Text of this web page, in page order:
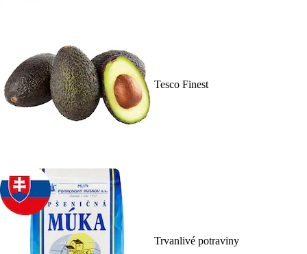
Tesco Finest
Trvanlivé potraviny